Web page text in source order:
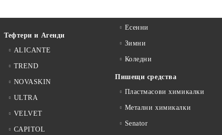
Тефтери и Агенди
ALICANTE
TREND
NOVASKIN
ULTRA
VELVET
CAPITOL
Есенни
Зимни
Коледни
Пишещи средства
Пластмасови химикалки
Метални химикалки
Senator